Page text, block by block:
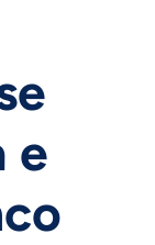
e